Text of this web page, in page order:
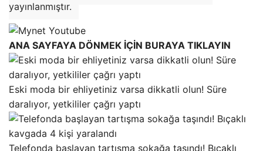
yayınlanmıştır.
ANA SAYFAYA DÖNMEK İÇİN BURAYA TIKLAYIN
Eski moda bir ehliyetiniz varsa dikkatli olun! Süre
daralıyor, yetkililer çağrı yaptı
Telefonda başlayan tartışma sokağa taşındı! Bıçaklı